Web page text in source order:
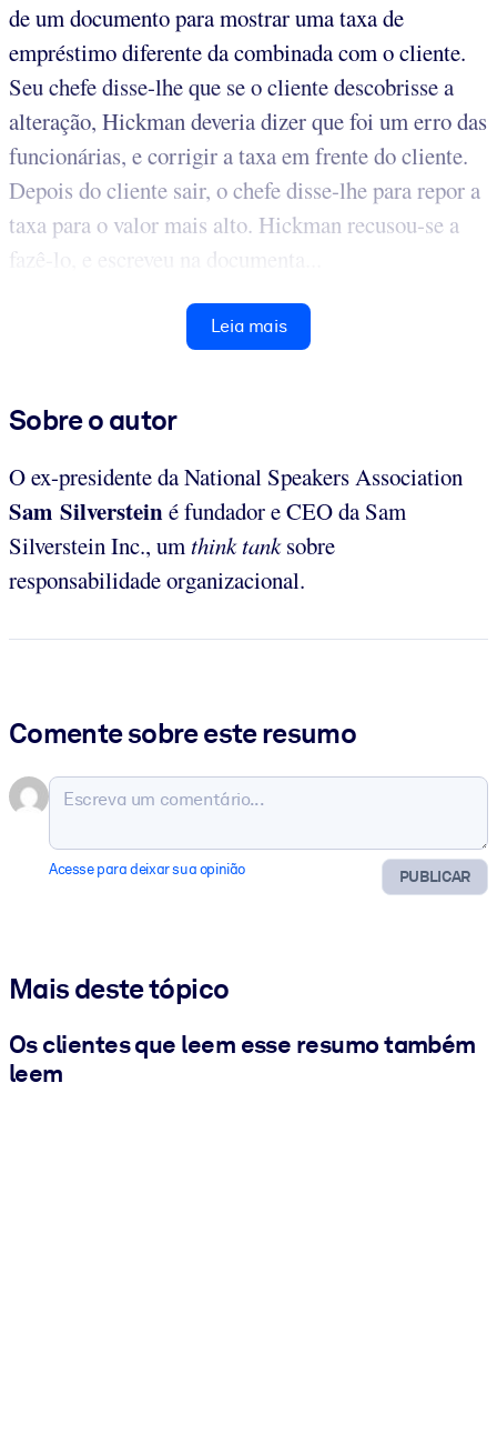
de um documento para mostrar uma taxa de
empréstimo diferente da combinada com o cliente.
Seu chefe disse-lhe que se o cliente descobrisse a
alteração, Hickman deveria dizer que foi um erro das
funcionárias, e corrigir a taxa em frente do cliente.
Depois do cliente sair, o chefe disse-lhe para repor a
taxa para o valor mais alto. Hickman recusou-se a
fazê-lo, e escreveu na documenta...
Leia mais
Sobre o autor
O ex-presidente da National Speakers Association
Sam Silversteiné fundador e CEO da Sam
Silverstein Inc., umthink tanksobre
responsabilidade organizacional.
Comente sobre este resumo
PUBLICAR
Acesse para deixar sua opinião
Mais deste tópico
Os clientes que leem esse resumo também
leem